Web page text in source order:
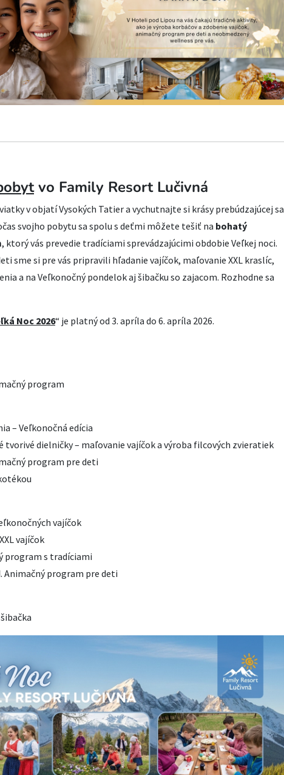
vo Family Resort Lučivná
v objatí Vysokých Tatier a vychutnajte si krásy prebúdzajúcej sa
svojho pobytu sa spolu s deťmi môžete tešiť na bohatý
, ktorý vás prevedie tradíciami sprevádzajúcimi obdobie Veľkej noci.
sme si pre vás pripravili hľadanie vajíčok, maľovanie XXL kraslíc,
a na Veľkonočný pondelok aj šibačku so zajacom. Rozhodne sa
Noc 2026“ je platný od 3. apríla do 6. apríla 2026.
program
– Veľkonočná edícia
tvorivé dielničky – maľovanie vajíčok a výroba filcových zvieratiek
program pre deti
vajíčok
vajíčok
program s tradíciami
Animačný program pre deti